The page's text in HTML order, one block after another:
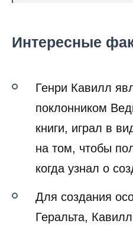
Интересные
Генри Кавилл
поклонником
книги, играл в
на том, чтобы
когда узнал о
Для создания
Геральта,